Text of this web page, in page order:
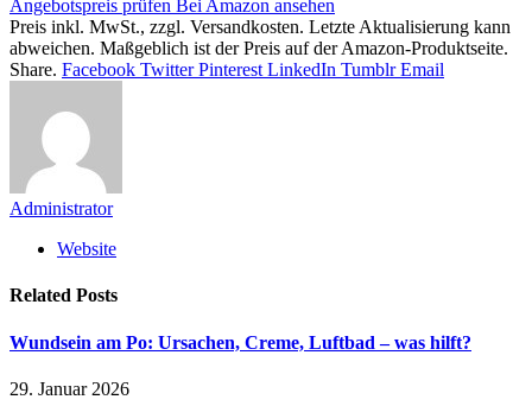
Angebotspreis prüfen Bei Amazon ansehen
Preis inkl. MwSt., zzgl. Versandkosten. Letzte Aktualisierung kann
abweichen. Maßgeblich ist der Preis auf der Amazon-Produktseite.
Share. Facebook Twitter Pinterest LinkedIn Tumblr Email
Administrator
Website
Related Posts
Wundsein am Po: Ursachen, Creme, Luftbad – was hilft?
29. Januar 2026